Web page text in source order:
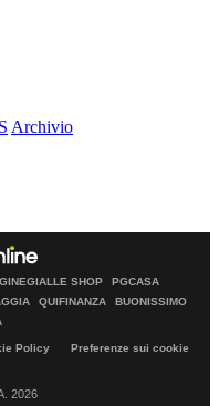
Archivio
SHOP
PGCASA
QUIFINANZA
BUONISSIMO
Policy
Preferenze sui cookie
2026